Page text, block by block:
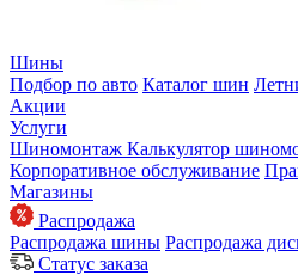
Шины
Подбор по авто Каталог шин
Акции
Услуги
Шиномонтаж Калькулятор
Корпоративное обслуживание
Магазины
Распродажа
Распродажа шины Распродажа
Статус заказа